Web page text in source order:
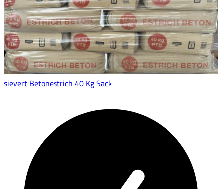
sievert Betonestrich 40 Kg Sack